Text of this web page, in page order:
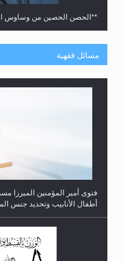
**الحصن الحصين من وساوس
مسائل فقهية
فتوى أمير المؤمنين الميرزا
أطفال الأنابيب وتحديد جنس